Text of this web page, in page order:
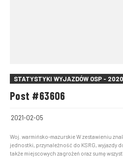
STATYSTYKI WYJAZDÓW OSP - 2020
Post #63606
2021-02-05
Woj. warmińsko-mazurskie W zestawieniu
jednostki, przynależność do KSRG, wyjazdy
także miejscowych zagrożeń oraz sumę